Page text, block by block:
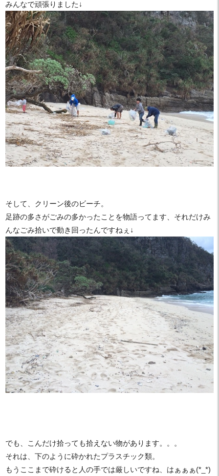
みんなで頑張りました↓
そして、クリーン後のビーチ。
足跡の多さがごみの多かったことを物語ってます、それだけみ
んなごみ拾いで動き回ったんですねぇ↓
でも、こんだけ拾っても拾えない物があります。。。
それは、下のように砕かれたプラスチック類。
もうここまで砕けると人の手では厳しいですね、はぁぁぁ(*_*)